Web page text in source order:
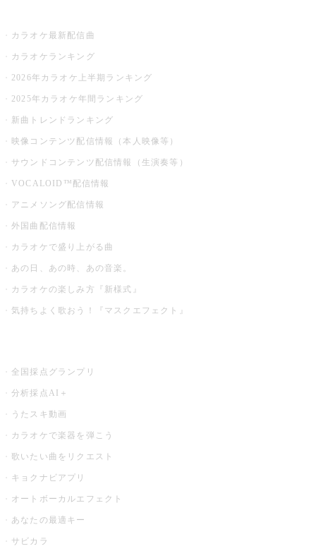
カラオケ最新配信曲
カラオケランキング
2026年カラオケ上半期ランキング
2025年カラオケ年間ランキング
新曲トレンドランキング
映像コンテンツ配信情報（本人映像等）
サウンドコンテンツ配信情報（生演奏等）
VOCALOID™配信情報
アニメソング配信情報
外国曲配信情報
カラオケで盛り上がる曲
あの日、あの時、あの音楽。
カラオケの楽しみ方『新様式』
気持ちよく歌おう！『マスクエフェクト』
全国採点グランプリ
分析採点AI＋
うたスキ動画
カラオケで楽器を弾こう
歌いたい曲をリクエスト
キョクナビアプリ
オートボーカルエフェクト
あなたの最適キー
サビカラ